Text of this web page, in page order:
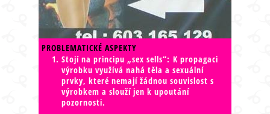
PROBLEMATICKÉ ASPEKTY
Stojí na principu „sex sells“: K propagaci
výrobku využívá nahá těla a sexuální
prvky, které nemají žádnou souvislost s
výrobkem a slouží jen k upoutání
pozornosti.